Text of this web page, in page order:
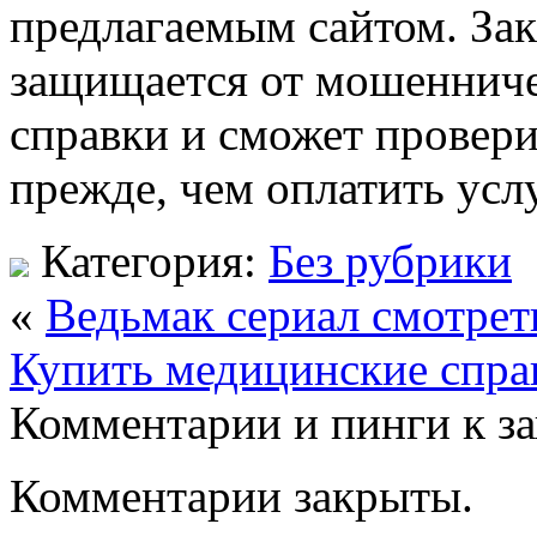
предлагаемым сайтом.
защищается от
справки и сможет
прежде, чем оплатить
Категория: Без рубрики
« Ведьмак сериал
Купить медицинские
Комментарии и пинги к
Комментарии закрыты.